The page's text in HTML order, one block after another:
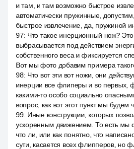
и там, и там возможно быстрое
автоматически пружинные,
быстрое извлечение, да, пружиной
97: Что такое инерционный нож? Это
выбрасывается под действием
собственного веса и фиксируется
Вот мы фото добавим примера
98: Что вот эти вот ножи, они
инерции все флиперы и во первых,
какими-то особо социально
вопрос, как вот этот пункт мы будем
99: Иные конструкции, которых
ускоренным движением. То есть мы
что ли, или как понятно, что
сути, касается всех флипперов, но